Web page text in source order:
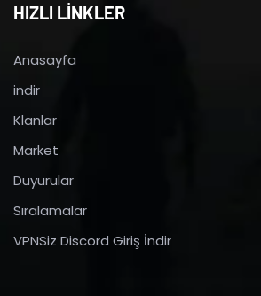
HIZLI LİNKLER
Anasayfa
indir
Klanlar
Market
Duyurular
Sıralamalar
VPNSiz Discord Giriş İndir